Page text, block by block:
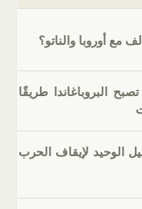
مع أوروبا والناتو؟
البروباغاندا طريقًا
الوحيد لإيقاف الحرب